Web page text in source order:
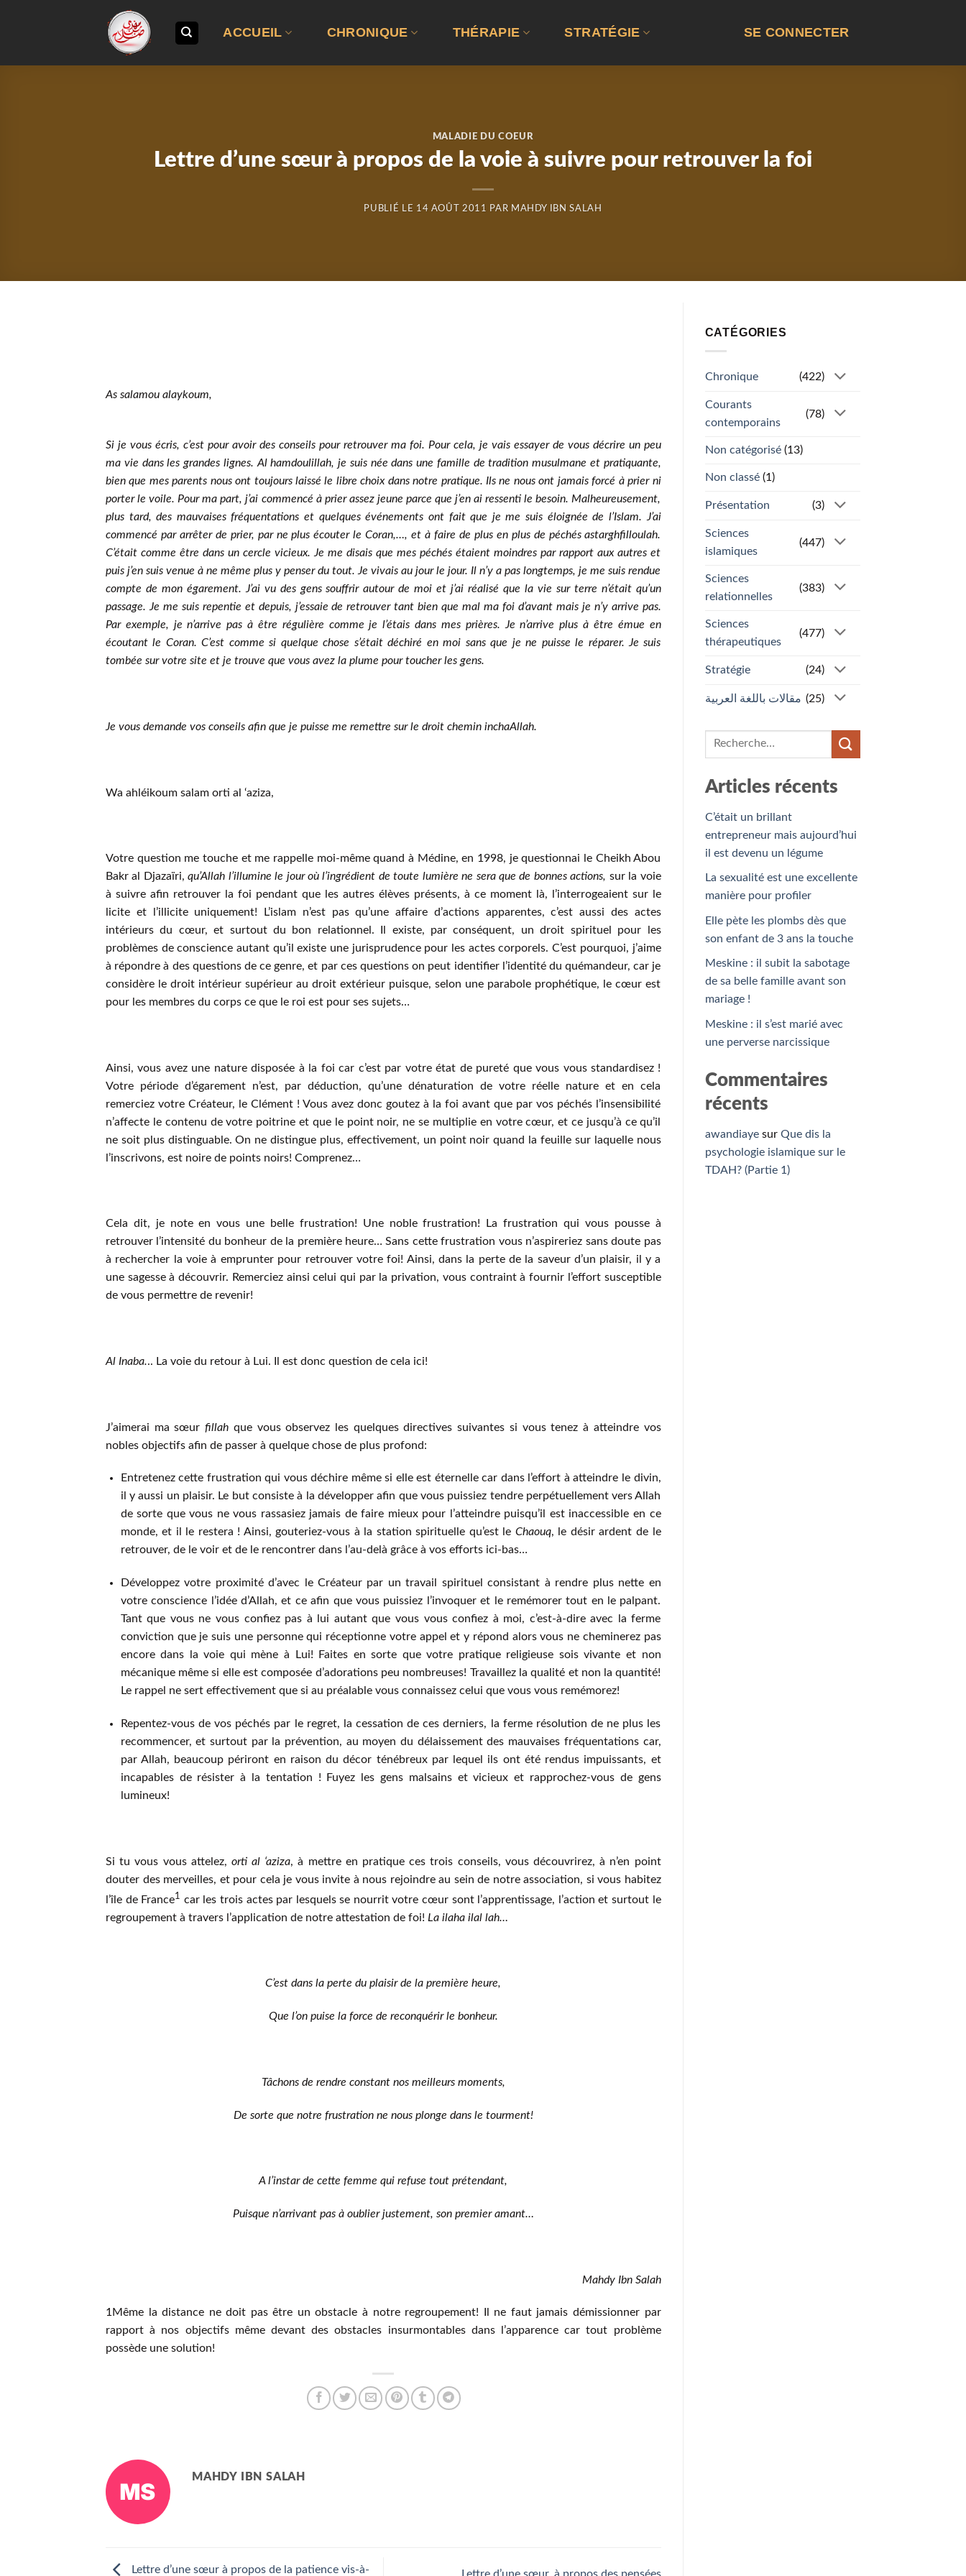
ACCUEIL CHRONIQUE THÉRAPIE STRATÉGIE SE CONNECTER
MALADIE DU COEUR
Lettre d’une sœur à propos de la voie à suivre pour retrouver la foi
PUBLIÉ LE 14 AOÛT 2011 PAR MAHDY IBN SALAH
As salamou alaykoum,
Si je vous écris, c’est pour avoir des conseils pour retrouver ma foi. Pour cela, je vais essayer de vous décrire un peu
ma vie dans les grandes lignes. Al hamdoulillah, je suis née dans une famille de tradition musulmane et pratiquante,
bien que mes parents nous ont toujours laissé le libre choix dans notre pratique. Ils ne nous ont jamais forcé à prier ni
porter le voile. Pour ma part, j’ai commencé à prier assez jeune parce que j’en ai ressenti le besoin. Malheureusement,
plus tard, des mauvaises fréquentations et quelques événements ont fait que je me suis éloignée de l’Islam. J’ai
commencé par arrêter de prier, par ne plus écouter le Coran,…, et à faire de plus en plus de péchés astarghfilloulah.
C’était comme être dans un cercle vicieux. Je me disais que mes péchés étaient moindres par rapport aux autres et
puis j’en suis venue à ne même plus y penser du tout. Je vivais au jour le jour. Il n’y a pas longtemps, je me suis rendue
compte de mon égarement. J’ai vu des gens souffrir autour de moi et j’ai réalisé que la vie sur terre n’était qu’un
passage. Je me suis repentie et depuis, j’essaie de retrouver tant bien que mal ma foi d’avant mais je n’y arrive pas.
Par exemple, je n’arrive pas à être régulière comme je l’étais dans mes prières. Je n’arrive plus à être émue en
écoutant le Coran. C’est comme si quelque chose s’était déchiré en moi sans que je ne puisse le réparer. Je suis
tombée sur votre site et je trouve que vous avez la plume pour toucher les gens.
Je vous demande vos conseils afin que je puisse me remettre sur le droit chemin inchaAllah.
Wa ahléikoum salam orti al ‘aziza,
Votre question me touche et me rappelle moi-même quand à Médine, en 1998, je questionnai le Cheikh Abou
Bakr al Djazaïri, qu’Allah l’illumine le jour où l’ingrédient de toute lumière ne sera que de bonnes actions, sur la voie
à suivre afin retrouver la foi pendant que les autres élèves présents, à ce moment là, l’interrogeaient sur le
licite et l’illicite uniquement! L’islam n’est pas qu’une affaire d’actions apparentes, c’est aussi des actes
intérieurs du cœur, et surtout du bon relationnel. Il existe, par conséquent, un droit spirituel pour les
problèmes de conscience autant qu’il existe une jurisprudence pour les actes corporels. C’est pourquoi, j’aime
à répondre à des questions de ce genre, et par ces questions on peut identifier l’identité du quémandeur, car je
considère le droit intérieur supérieur au droit extérieur puisque, selon une parabole prophétique, le cœur est
pour les membres du corps ce que le roi est pour ses sujets…
Ainsi, vous avez une nature disposée à la foi car c’est par votre état de pureté que vous vous standardisez !
Votre période d’égarement n’est, par déduction, qu’une dénaturation de votre réelle nature et en cela
remerciez votre Créateur, le Clément ! Vous avez donc goutez à la foi avant que par vos péchés l’insensibilité
n’affecte le contenu de votre poitrine et que le point noir, ne se multiplie en votre cœur, et ce jusqu’à ce qu’il
ne soit plus distinguable. On ne distingue plus, effectivement, un point noir quand la feuille sur laquelle nous
l’inscrivons, est noire de points noirs! Comprenez…
Cela dit, je note en vous une belle frustration! Une noble frustration! La frustration qui vous pousse à
retrouver l’intensité du bonheur de la première heure… Sans cette frustration vous n’aspireriez sans doute pas
à rechercher la voie à emprunter pour retrouver votre foi! Ainsi, dans la perte de la saveur d’un plaisir, il y a
une sagesse à découvrir. Remerciez ainsi celui qui par la privation, vous contraint à fournir l’effort susceptible
de vous permettre de revenir!
Al Inaba... La voie du retour à Lui. Il est donc question de cela ici!
J’aimerai ma sœurfillah que vous observez les quelques directives suivantes si vous tenez à atteindre vos
nobles objectifs afin de passer à quelque chose de plus profond:
Entretenez cette frustration qui vous déchire même si elle est éternelle car dans l’effort à atteindre le divin,
il y aussi un plaisir. Le but consiste à la développer afin que vous puissiez tendre perpétuellement vers Allah
de sorte que vous ne vous rassasiez jamais de faire mieux pour l’atteindre puisqu’il est inaccessible en ce
monde, et il le restera ! Ainsi, gouteriez-vous à la station spirituelle qu’est le Chaouq, le désir ardent de le
retrouver, de le voir et de le rencontrer dans l’au-delà grâce à vos efforts ici-bas…
Développez votre proximité d’avec le Créateur par un travail spirituel consistant à rendre plus nette en
votre conscience l’idée d’Allah, et ce afin que vous puissiez l’invoquer et le remémorer tout en le palpant.
Tant que vous ne vous confiez pas à lui autant que vous vous confiez à moi, c’est-à-dire avec la ferme
conviction que je suis une personne qui réceptionne votre appel et y répond alors vous ne cheminerez pas
encore dans la voie qui mène à Lui! Faites en sorte que votre pratique religieuse sois vivante et non
mécanique même si elle est composée d’adorations peu nombreuses! Travaillez la qualité et non la quantité!
Le rappel ne sert effectivement que si au préalable vous connaissez celui que vous vous remémorez!
Repentez-vous de vos péchés par le regret, la cessation de ces derniers, la ferme résolution de ne plus les
recommencer, et surtout par la prévention, au moyen du délaissement des mauvaises fréquentations car,
par Allah, beaucoup périront en raison du décor ténébreux par lequel ils ont été rendus impuissants, et
incapables de résister à la tentation ! Fuyez les gens malsains et vicieux et rapprochez-vous de gens
lumineux!
Si tu vous vous attelez, orti al ‘aziza, à mettre en pratique ces trois conseils, vous découvrirez, à n’en point
douter des merveilles, et pour cela je vous invite à nous rejoindre au sein de notre association, si vous habitez
l’île de France1
car les trois actes par lesquels se nourrit votre cœur sont l’apprentissage, l’action et surtout le
regroupement à travers l’application de notre attestation de foi! La ilaha ilal lah…
C’est dans la perte du plaisir de la première heure,
Que l’on puise la force de reconquérir le bonheur.
Tâchons de rendre constant nos meilleurs moments,
De sorte que notre frustration ne nous plonge dans le tourment!
A l’instar de cette femme qui refuse tout prétendant,
Puisque n’arrivant pas à oublier justement, son premier amant…
Mahdy Ibn Salah
1Même la distance ne doit pas être un obstacle à notre regroupement! Il ne faut jamais démissionner par
rapport à nos objectifs même devant des obstacles insurmontables dans l’apparence car tout problème
possède une solution!
MAHDY IBN SALAH
Lettre d’une sœur à propos de la patience vis-à-
CATÉGORIES
Chronique (422)
Courants
contemporains
(78)
Non catégorisé(13)
Non classé(1)
Présentation (3)
Sciences
islamiques
(447)
Sciences
relationnelles
(383)
Sciences
thérapeutiques
(477)
Stratégie (24)
مقالات باللغة العربية (25)
Articles récents
C’était un brillant
entrepreneur mais aujourd’hui
il est devenu un légume
La sexualité est une excellente
manière pour profiler
Elle pète les plombs dès que
son enfant de 3 ans la touche
Meskine : il subit la sabotage
de sa belle famille avant son
mariage !
Meskine : il s’est marié avec
une perverse narcissique
Commentaires
récents
awandiayesur Que dis la
psychologie islamique sur le
TDAH? (Partie 1)